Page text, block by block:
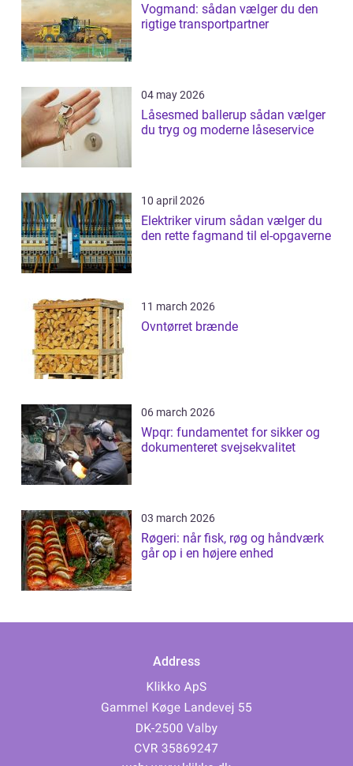
Vogmand: sådan vælger du den
rigtige transportpartner
04 may 2026
Låsesmed ballerup sådan vælger
du tryg og moderne låseservice
10 april 2026
Elektriker virum sådan vælger du
den rette fagmand til el-opgaverne
11 march 2026
Ovntørret brænde
06 march 2026
Wpqr: fundamentet for sikker og
dokumenteret svejsekvalitet
03 march 2026
Røgeri: når fisk, røg og håndværk
går op i en højere enhed
Address